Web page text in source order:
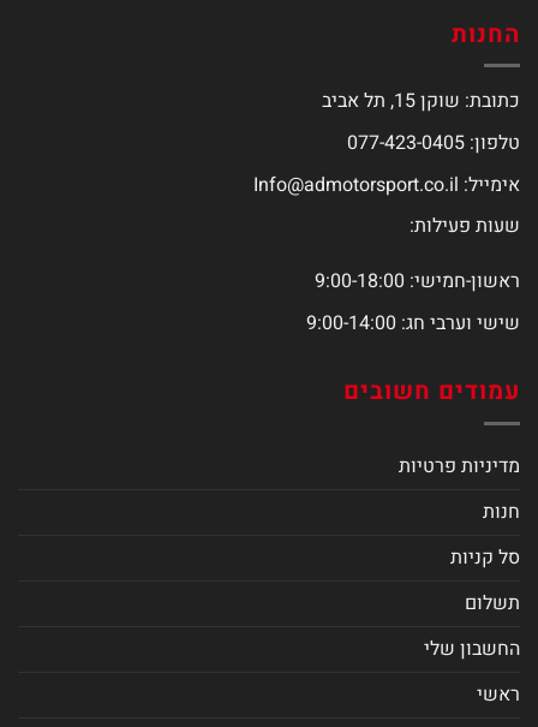
החנות
כתובת: שוקן 15, תל אביב
טלפון: 077-423-0405
אימייל: Info@admotorsport.co.il
שעות פעילות:
ראשון-חמישי: 9:00-18:00
שישי וערבי חג: 9:00-14:00
עמודים חשובים
מדיניות פרטיות
חנות
סל קניות
תשלום
החשבון שלי
ראשי